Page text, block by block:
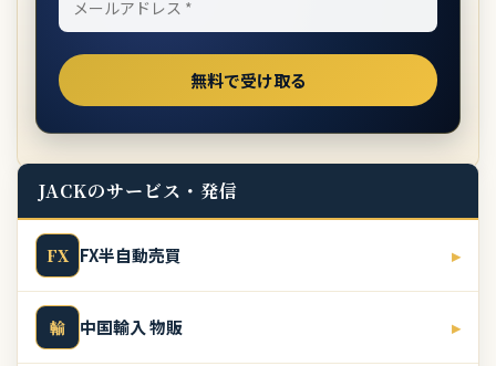
JACKのサービス・発信
FX FX半自動売買 ▸
輸 中国輸入 物販 ▸